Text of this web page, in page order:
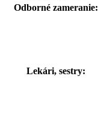
Odborné zameranie:
Lekári, sestry: